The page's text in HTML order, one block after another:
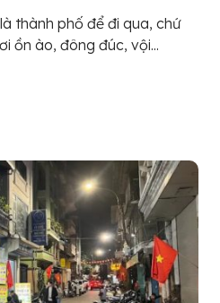
thành phố để đi qua, chứ
ồn ào, đông đúc, vội...